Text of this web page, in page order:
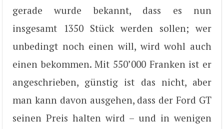
gerade wurde bekannt, dass es nun
insgesamt 1350 Stück werden sollen; wer
unbedingt noch einen will, wird wohl auch
einen bekommen. Mit 550’000 Franken ist er
angeschrieben, günstig ist das nicht, aber
man kann davon ausgehen, dass der Ford GT
seinen Preis halten wird – und in wenigen